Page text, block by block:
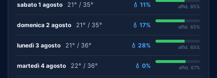
sabato 1 agosto 21° / 35° 💧 11% affid. 65%
domenica 2 agosto 21° / 35° 💧 17% affid. 65%
lunedì 3 agosto 21° / 36° 💧 28% affid. 65%
martedì 4 agosto 22° / 36° 💧 0% affid. 67%